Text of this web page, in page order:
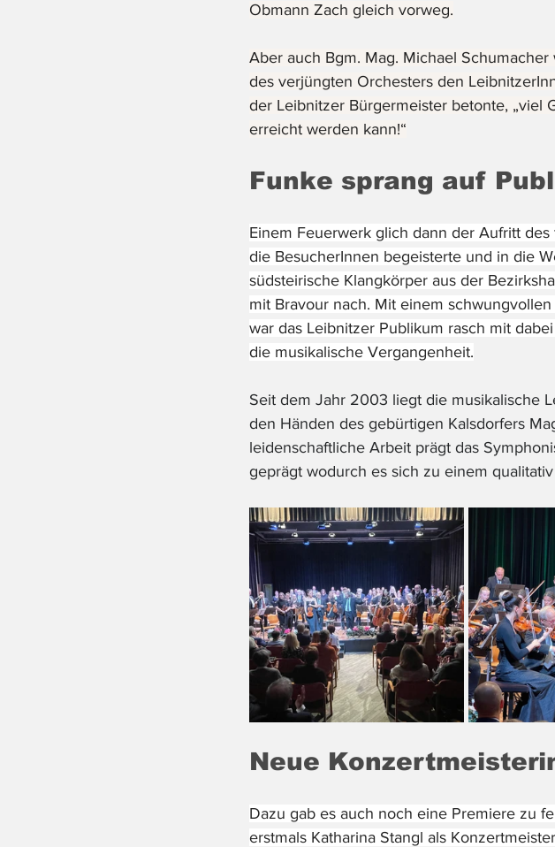
Obmann Zach gleich vorweg.
Aber auch Bgm. Mag. Michael
des verjüngten Orchesters den
der Leibnitzer Bürgermeister betonte, „viel
erreicht werden kann!“
Funke sprang auf
Einem Feuerwerk glich dann der Aufritt
die BesucherInnen begeisterte und in die
südsteirische Klangkörper aus der
mit Bravour nach. Mit einem
war das Leibnitzer Publikum rasch mit
die musikalische Vergangenheit.
Seit dem Jahr 2003 liegt die musikalische
den Händen des gebürtigen Kalsdorfers
leidenschaftliche Arbeit prägt das
geprägt wodurch es sich zu einem
Neue
Dazu gab es auch noch eine Premiere zu
erstmals Katharina Stangl als